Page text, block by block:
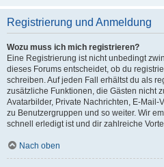
Registrierung und Anmeldung
Wozu muss ich mich registrieren?
Eine Registrierung ist nicht unbedingt
dieses Forums entscheidet, ob du
schreiben. Auf jeden Fall erhältst du als
zusätzliche Funktionen, die Gästen nicht
Avatarbilder, Private Nachrichten, E-Mail-
zu Benutzergruppen und so weiter. Wir
schnell erledigt ist und dir zahlreiche
Nach oben